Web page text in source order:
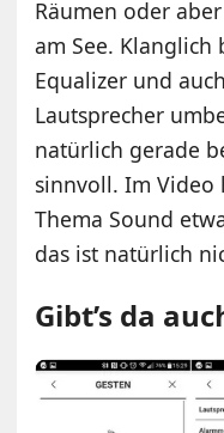
Räumen oder
am See.
Equalizer und
Lautsprecher
natürlich gerade
sinnvoll. Im Video
Thema Sound
das ist natürlich
Gibt’s da